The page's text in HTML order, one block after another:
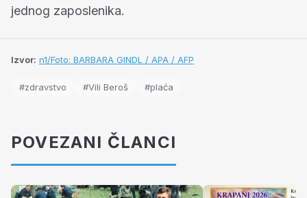
jednog zaposlenika.
Izvor: n1/Foto: BARBARA GINDL / APA / AFP
#zdravstvo #Vili Beroš #plaća
POVEZANI ČLANCI